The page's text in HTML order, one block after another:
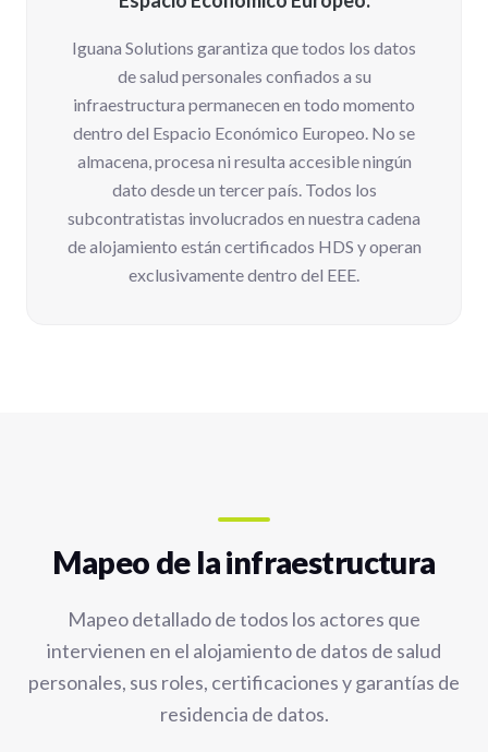
Iguana Solutions garantiza que todos los datos
de salud personales confiados a su
infraestructura permanecen en todo momento
dentro del Espacio Económico Europeo. No se
almacena, procesa ni resulta accesible ningún
dato desde un tercer país. Todos los
subcontratistas involucrados en nuestra cadena
de alojamiento están certificados HDS y operan
exclusivamente dentro del EEE.
Mapeo de la infraestructura
Mapeo detallado de todos los actores que
intervienen en el alojamiento de datos de salud
personales, sus roles, certificaciones y garantías de
residencia de datos.